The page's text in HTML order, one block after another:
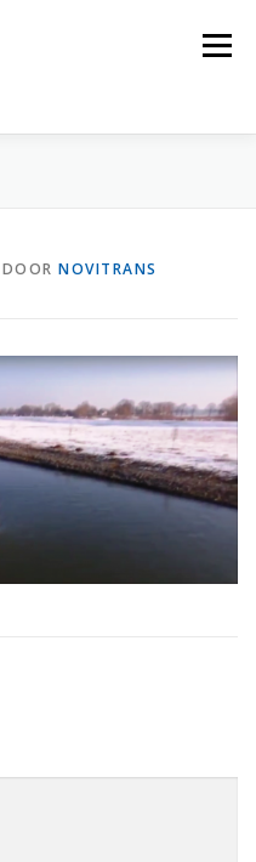
Menu
DOOR NOVITRANS